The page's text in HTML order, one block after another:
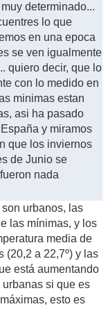
determinado...
lo que
en una epoca
se ven igualmente
quiero decir, que lo
con lo medido en
minimas estan
asi ha pasado
y miramos
que los inviernos
de Junio se
nada
urbanos, las
las mínimas, y los
media de
(20,2 a 22,7º) y las
está aumentando
si que es
esto es